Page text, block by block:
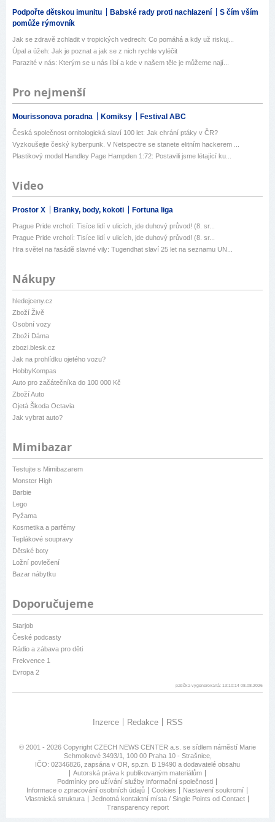
Podpořte dětskou imunitu Babské rady proti nachlazení
S čím vším
pomůže rýmovník
Jak se zdravě zchladit v tropických vedrech: Co pomáhá a kdy už riskuj...
Úpal a úžeh: Jak je poznat a jak se z nich rychle vyléčit
Parazité v nás: Kterým se u nás líbí a kde v našem těle je můžeme nají...
Pro nejmenší
Mourissonova poradna Komiksy Festival ABC
Česká společnost ornitologická slaví 100 let: Jak chrání ptáky v ČR?
Vyzkoušejte český kyberpunk. V Netspectre se stanete elitním hackerem ...
Plastikový model Handley Page Hampden 1:72: Postavili jsme létající ku...
Video
Prostor X Branky, body, kokoti Fortuna liga
Prague Pride vrcholí: Tisíce lidí v ulicích, jde duhový průvod! (8. sr...
Prague Pride vrcholí: Tisíce lidí v ulicích, jde duhový průvod! (8. sr...
Hra světel na fasádě slavné vily: Tugendhat slaví 25 let na seznamu UN...
Nákupy
hledejceny.cz
Zboží Živě
Osobní vozy
Zboží Dáma
zbozi.blesk.cz
Jak na prohlídku ojetého vozu?
HobbyKompas
Auto pro začátečníka do 100 000 Kč
Zboží Auto
Ojetá Škoda Octavia
Jak vybrat auto?
Mimibazar
Testujte s Mimibazarem
Monster High
Barbie
Lego
Pyžama
Kosmetika a parfémy
Teplákové soupravy
Dětské boty
Ložní povlečení
Bazar nábytku
Doporučujeme
Starjob
České podcasty
Rádio a zábava pro děti
Frekvence 1
Evropa 2
patička vygenerovaná: 13:10:14 08.08.2026
Inzerce Redakce RSS
© 2001 - 2026 Copyright CZECH NEWS CENTER a.s. se sídlem náměstí Marie
Schmolkové 3493/1, 100 00 Praha 10 - Strašnice,
IČO: 02346826, zapsána v OR, sp.zn. B 19490 a dodavatelé obsahu
Autorská práva k publikovaným materiálům
Podmínky pro užívání služby informační společnosti
Informace o zpracování osobních údajů
Cookies
Nastavení soukromí
Vlastnická struktura
Jednotná kontaktní místa / Single Points od Contact
Transparency report